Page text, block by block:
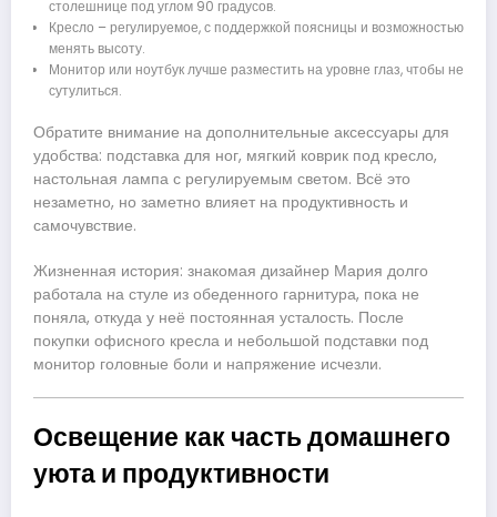
столешнице под углом 90 градусов.
Кресло – регулируемое, с поддержкой поясницы и возможностью
менять высоту.
Монитор или ноутбук лучше разместить на уровне глаз, чтобы не
сутулиться.
Обратите внимание на дополнительные аксессуары для
удобства: подставка для ног, мягкий коврик под кресло,
настольная лампа с регулируемым светом. Всё это
незаметно, но заметно влияет на продуктивность и
самочувствие.
Жизненная история: знакомая дизайнер Мария долго
работала на стуле из обеденного гарнитура, пока не
поняла, откуда у неё постоянная усталость. После
покупки офисного кресла и небольшой подставки под
монитор головные боли и напряжение исчезли.
Освещение как часть домашнего
уюта и продуктивности